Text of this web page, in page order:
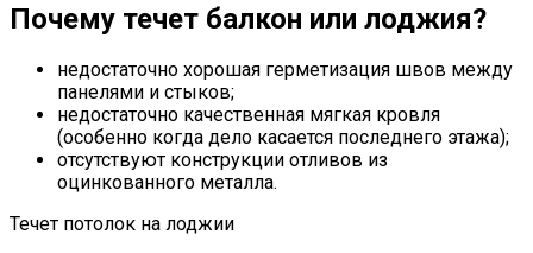
Почему течет балкон или лоджия?
недостаточно хорошая герметизация швов между
панелями и стыков;
недостаточно качественная мягкая кровля
(особенно когда дело касается последнего этажа);
отсутствуют конструкции отливов из
оцинкованного металла.
Течет потолок на лоджии